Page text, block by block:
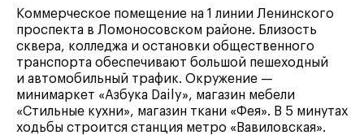
Коммерческое помещение на 1 линии Ленинского
проспекта в Ломоносовском районе. Близость
сквера, колледжа и остановки общественного
транспорта обеспечивают большой пешеходный
и автомобильный трафик. Окружение —
минимаркет «Азбука Daily», магазин мебели
«Стильные кухни», магазин ткани «Фея». В 5 минутах
ходьбы строится станция метро «Вавиловская».